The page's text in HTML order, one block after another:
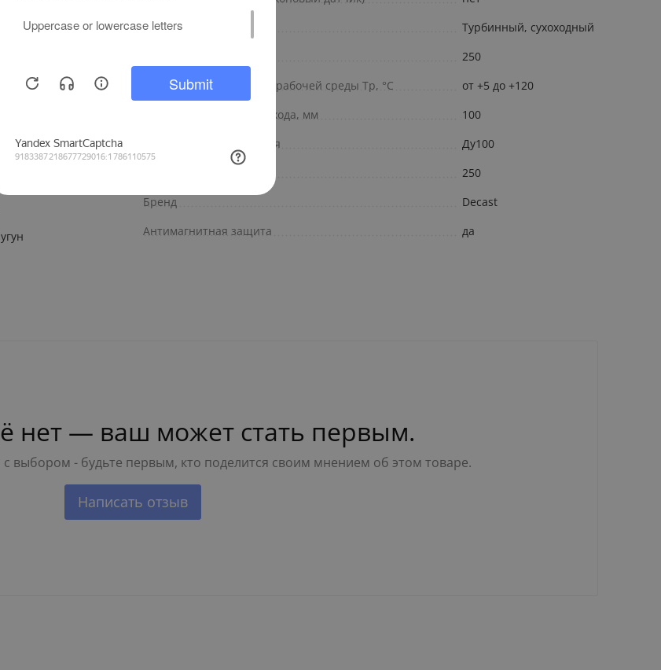
Инженерная
сантехника
Дополнительно
Турбинный, сухоходный
250
Диапазон температуры рабочей среды Тр, °С
от +5 до +120
Диаметр условного прохода, мм
100
Диаметр присоединения
Ду100
250
Бренд
Decast
Антимагнитная защита
да
нет — ваш может стать первым.
выбором - будьте первым, кто поделится своим мнением об этом товаре.
Написать отзыв